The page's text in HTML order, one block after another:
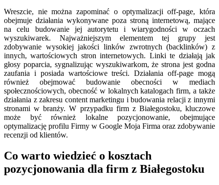
Wreszcie, nie można zapominać o optymalizacji off-page, która
obejmuje działania wykonywane poza stroną internetową, mające
na celu budowanie jej autorytetu i wiarygodności w oczach
wyszukiwarek. Najważniejszym elementem tej grupy jest
zdobywanie wysokiej jakości linków zwrotnych (backlinków) z
innych, wartościowych stron internetowych. Linki te działają jak
głosy poparcia, sygnalizując wyszukiwarkom, że strona jest godna
zaufania i posiada wartościowe treści. Działania off-page mogą
również obejmować budowanie obecności w mediach
społecznościowych, obecność w lokalnych katalogach firm, a także
działania z zakresu content marketingu i budowania relacji z innymi
stronami w branży. W przypadku firm z Białegostoku, kluczowe
może być również lokalne pozycjonowanie, obejmujące
optymalizację profilu Firmy w Google Moja Firma oraz zdobywanie
recenzji od klientów.
Co warto wiedzieć o kosztach
pozycjonowania dla firm z Białegostoku